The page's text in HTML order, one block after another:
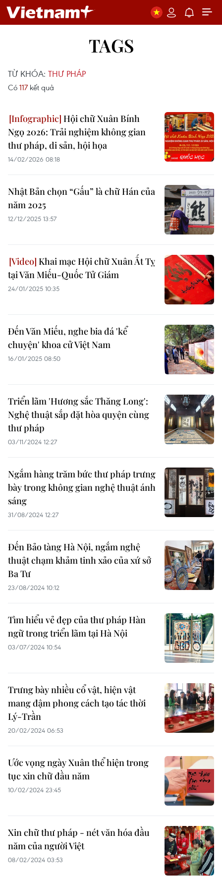
TAGS
TỪ KHÓA: THƯ PHÁP
Có 117 kết quả
Hội chữ Xuân Bính
Ngọ 2026: Trải nghiệm không gian
thư pháp, di sản, hội họa
14/02/2026 08:18
Nhật Bản chọn “Gấu” là chữ Hán của
năm 2025
12/12/2025 13:57
Khai mạc Hội chữ Xuân Ất Tỵ
tại Văn Miếu-Quốc Tử Giám
24/01/2025 10:35
Đến Văn Miếu, nghe bia đá 'kể
chuyện' khoa cử Việt Nam
16/01/2025 08:50
Triển lãm 'Hương sắc Thăng Long':
Nghệ thuật sắp đặt hòa quyện cùng
thư pháp
03/11/2024 12:27
Ngắm hàng trăm bức thư pháp trưng
bày trong không gian nghệ thuật ánh
sáng
31/08/2024 12:27
Đến Bảo tàng Hà Nội, ngắm nghệ
thuật chạm khảm tinh xảo của xứ sở
Ba Tư
23/08/2024 10:12
Tìm hiểu vẻ đẹp của thư pháp Hàn
ngữ trong triển lãm tại Hà Nội
03/07/2024 10:54
Trưng bày nhiều cổ vật, hiện vật
mang đậm phong cách tạo tác thời
Lý-Trần
20/02/2024 06:53
Ước vọng ngày Xuân thể hiện trong
tục xin chữ đầu năm
10/02/2024 23:45
Xin chữ thư pháp - nét văn hóa đầu
năm của người Việt
08/02/2024 03:53